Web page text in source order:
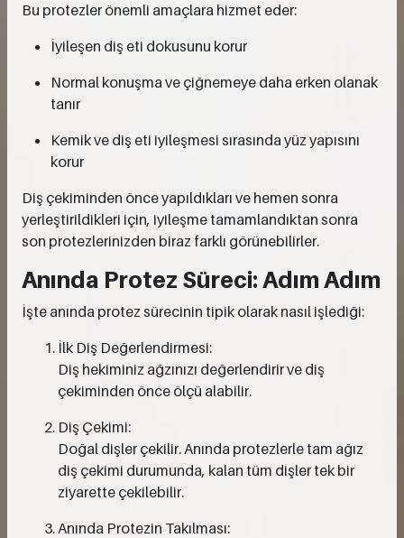
Bu protezler önemli amaçlara hizmet eder:
İyileşen diş eti dokusunu korur
Normal konuşma ve çiğnemeye daha erken olanak
tanır
Kemik ve diş eti iyileşmesi sırasında yüz yapısını
korur
Diş çekiminden önce yapıldıkları ve hemen sonra
yerleştirildikleri için, iyileşme tamamlandıktan sonra
son protezlerinizden biraz farklı görünebilirler.
Anında Protez Süreci: Adım Adım
İşte anında protez sürecinin tipik olarak nasıl işlediği:
İlk Diş Değerlendirmesi:
Diş hekiminiz ağzınızı değerlendirir ve diş
çekiminden önce ölçü alabilir.
Diş Çekimi:
Doğal dişler çekilir. Anında protezlerle tam ağız
diş çekimi durumunda, kalan tüm dişler tek bir
ziyarette çekilebilir.
Anında Protezin Takılması: